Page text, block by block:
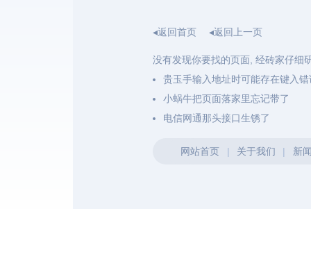
◂返回首页 ◂返回上一页
没有发现你要找的页面, 经砖家仔细
贵玉手输入地址时可能存在键入错
小蜗牛把页面落家里忘记带了
电信网通那头接口生锈了
网站首页 | 关于我们 | 新